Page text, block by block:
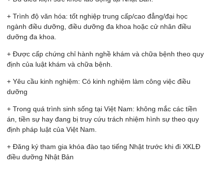
+ Trình độ văn hóa: tốt nghiệp trung cấp/cao đẳng/đại học
ngành điều dưỡng, điều dưỡng đa khoa hoặc cử nhân điều
dưỡng đa khoa.
+ Được cấp chứng chỉ hành nghề khám và chữa bệnh theo quy
định của luật khám và chữa bệnh.
+ Yêu cầu kinh nghiệm: Có kinh nghiệm làm công việc điều
dưỡng
+ Trong quá trình sinh sống tại Việt Nam: không mắc các tiền
án, tiền sự hay đang bị truy cứu trách nhiệm hình sự theo quy
định pháp luật của Việt Nam.
+ Đăng ký tham gia khóa đào tạo tiếng Nhật trước khi đi XKLĐ
điều dưỡng Nhật Bản